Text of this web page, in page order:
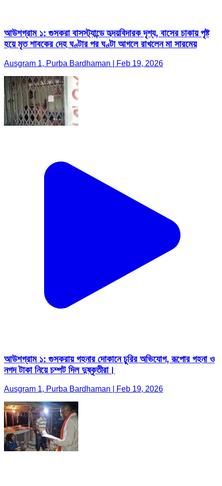
আউশগ্রাম ১: গুসকরা বাসস্ট্যান্ডে হৃদয়বিদারক দৃশ্য, বাসের চাকায় পৃষ্ট
হয়ে মৃত শাবকের দেহ ঘণ্টার পর ঘণ্টা আগলে রাখলেন মা সারমেয়
Ausgram 1, Purba Bardhaman | Feb 19, 2026
আউশগ্রাম ১: গুসকরায় গহনার দোকানে চুরির অভিযোগ, রূপোর গহনা ও
নগদ টাকা নিয়ে চম্পট দিল দুষ্কৃতীরা।
Ausgram 1, Purba Bardhaman | Feb 19, 2026